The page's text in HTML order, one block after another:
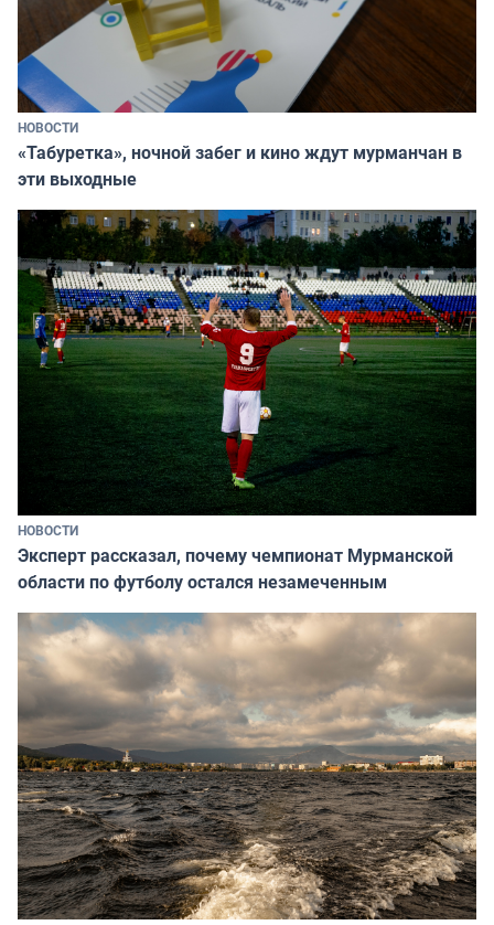
НОВОСТИ
«Табуретка», ночной забег и кино ждут мурманчан в
эти выходные
НОВОСТИ
Эксперт рассказал, почему чемпионат Мурманской
области по футболу остался незамеченным